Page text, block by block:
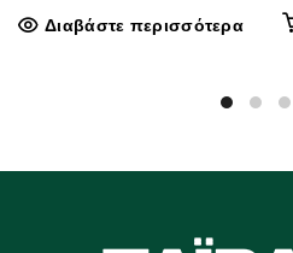
Διαβάστε περισσότερα